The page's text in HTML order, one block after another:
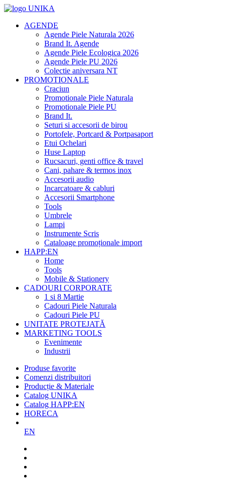
AGENDE
Agende Piele Naturala 2026
Brand It. Agende
Agende Piele Ecologica 2026
Agende Piele PU 2026
Colectie aniversara NT
PROMOTIONALE
Craciun
Promotionale Piele Naturala
Promotionale Piele PU
Brand It.
Seturi si accesorii de birou
Portofele, Portcard & Portpasaport
Etui Ochelari
Huse Laptop
Rucsacuri, genti office & travel
Cani, pahare & termos inox
Accesorii audio
Incarcatoare & cabluri
Accesorii Smartphone
Tools
Umbrele
Lampi
Instrumente Scris
Cataloage promoționale import
HAPP:EN
Home
Tools
Mobile & Stationery
CADOURI CORPORATE
1 si 8 Martie
Cadouri Piele Naturala
Cadouri Piele PU
UNITATE PROTEJATĂ
MARKETING TOOLS
Evenimente
Industrii
Produse favorite
Comenzi distribuitori
Producție & Materiale
Catalog UNIKA
Catalog HAPP:EN
HORECA
EN